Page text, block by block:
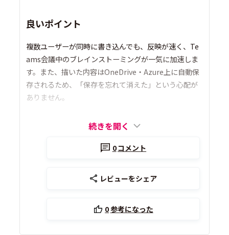
良いポイント
複数ユーザーが同時に書き込んでも、反映が速く、Te
ams会議中のブレインストーミングが一気に加速しま
す。また、描いた内容はOneDrive・Azure上に自動保
存されるため、「保存を忘れて消えた」という心配が
ありません。
続きを開く
0コメント
レビューをシェア
0参考になった